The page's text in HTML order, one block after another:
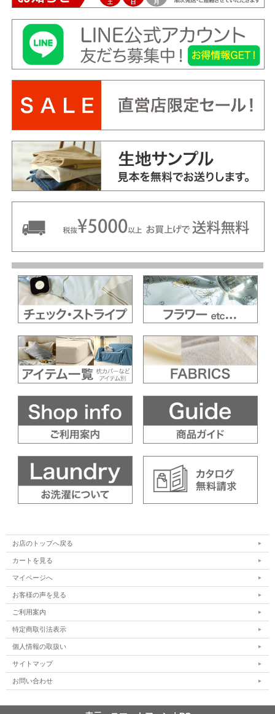
お店のトップへ戻る
カートを見る
マイページへ
お客様の声を見る
ご利用案内
特定商取引法表示
個人情報の取扱い
サイトマップ
お問い合わせ